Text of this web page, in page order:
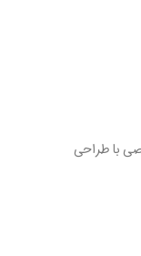
با طراحی